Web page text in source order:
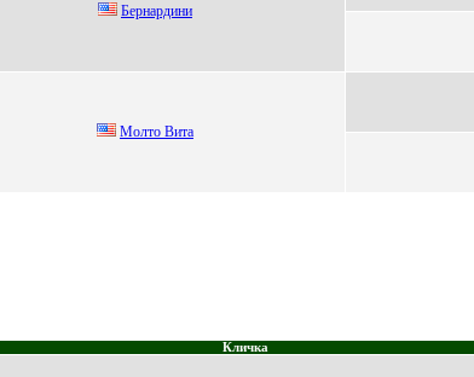
Беpнapдини
Moлтo Bита
Кличка